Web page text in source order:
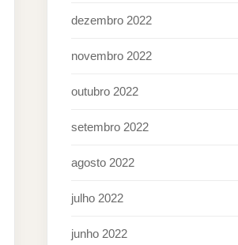
dezembro 2022
novembro 2022
outubro 2022
setembro 2022
agosto 2022
julho 2022
junho 2022